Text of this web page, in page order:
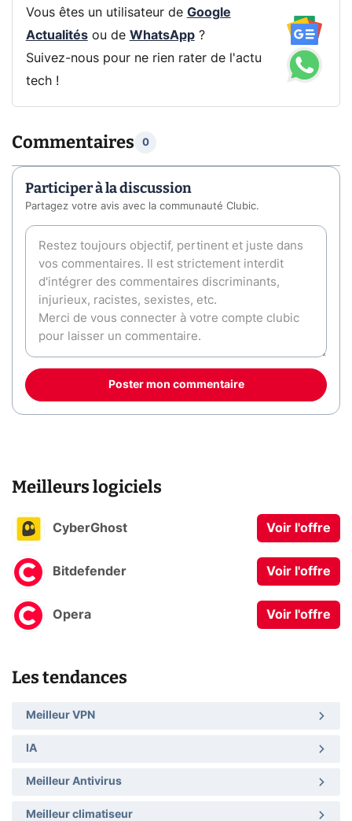
Vous êtes un utilisateur de Google
Actualitésou de WhatsApp?
Suivez-nous pour ne rien rater de l'actu
tech !
Commentaires 0
Participer à la discussion
Partagez votre avis avec la communauté Clubic.
Poster mon commentaire
Meilleurs logiciels
CyberGhost Voir l'offre
Bitdefender Voir l'offre
Opera Voir l'offre
Les tendances
Meilleur VPN
IA
Meilleur Antivirus
Meilleur climatiseur